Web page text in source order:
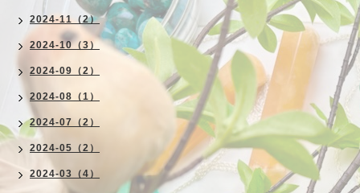
2024-11（2）
2024-10（3）
2024-09（2）
2024-08（1）
2024-07（2）
2024-05（2）
2024-03（4）